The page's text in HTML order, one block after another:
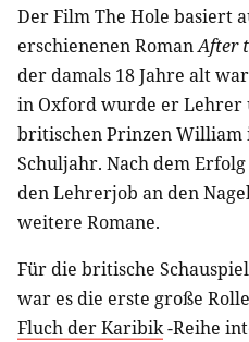
Der Film The Hole basiert
erschienenen RomanAfter
der damals 18 Jahre alt
in Oxford wurde er
britischen Prinzen William
Schuljahr. Nach dem
den Lehrerjob an den
weitere Romane.
Für die britische
war es die erste große
Fluch der Karibik-Reihe